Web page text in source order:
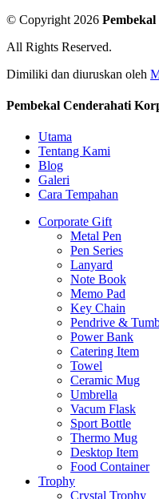
© Copyright 2026
All Rights Reserved.
Dimiliki dan diuruskan oleh
Pembekal Cenderahati
Utama
Tentang Kami
Blog
Galeri
Cara Tempahan
Corporate Gift
Metal Pen
Pen Series
Lanyard
Note Book
Memo Pad
Key Chain
Pendrive &
Power Bank
Catering Item
Towel
Ceramic Mug
Umbrella
Vacum Flask
Sport Bottle
Thermo Mug
Desktop Item
Food Container
Trophy
Crystal Trophy